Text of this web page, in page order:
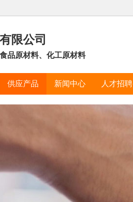
限公司
品原材料、化工原材料
供应产品 新闻中心 人才招聘